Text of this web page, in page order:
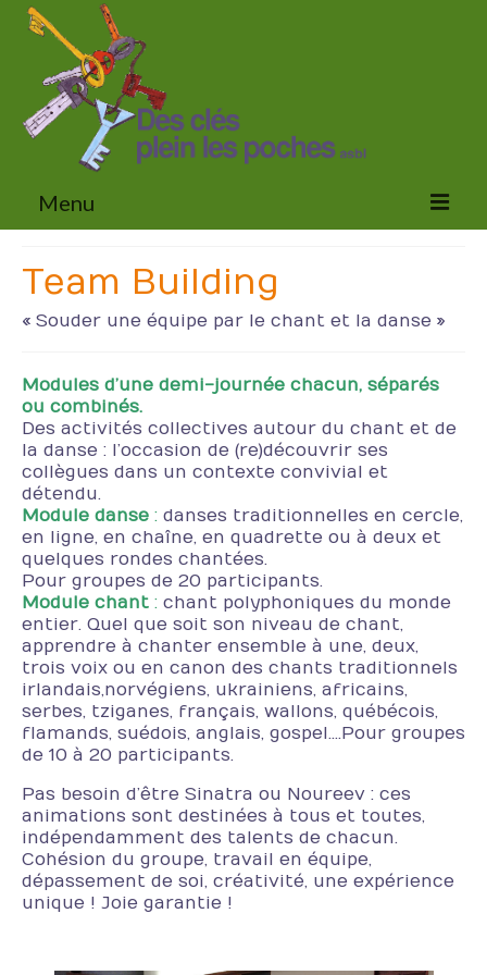
Menu
Pour les bibliothèques, les centres culturels et
les évènements urbains et communaux
En milieu social et médical
Cours de chant – Coaching voix
Cercles de Chant
Via la Voix : Art-thérapie
Stages de chant
Chant prénatal
Pour les tout petits
Animations interculturelles
Fêtes des familles
Team building
Team Building
« Souder une équipe par le chant et la danse »
Modules d’une demi-journée chacun, séparés
ou combinés.
Des activités collectives autour du chant et de
la danse : l’occasion de (re)découvrir ses
collègues dans un contexte convivial et
détendu.
Module danse : danses traditionnelles en cercle,
en ligne, en chaîne, en quadrette ou à deux et
quelques rondes chantées.
Pour groupes de 20 participants.
Module chant : chant polyphoniques du monde
entier. Quel que soit son niveau de chant,
apprendre à chanter ensemble à une, deux,
trois voix ou en canon des chants traditionnels
irlandais,norvégiens, ukrainiens, africains,
serbes, tziganes, français, wallons, québécois,
flamands, suédois, anglais, gospel….Pour groupes
de 10 à 20 participants.
Pas besoin d’être Sinatra ou Noureev : ces
animations sont destinées à tous et toutes,
indépendamment des talents de chacun.
Cohésion du groupe, travail en équipe,
dépassement de soi, créativité, une expérience
unique ! Joie garantie !